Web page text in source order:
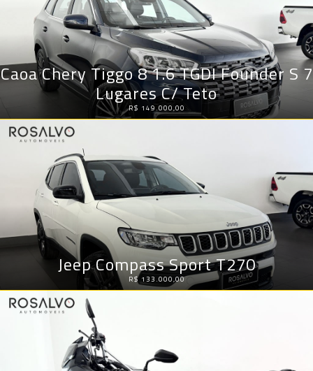
Caoa Chery Tiggo 8 1.6 TGDI Founder S 7
Lugares C/ Teto
R$ 149.000,00
Jeep Compass Sport T270
R$ 133.000,00